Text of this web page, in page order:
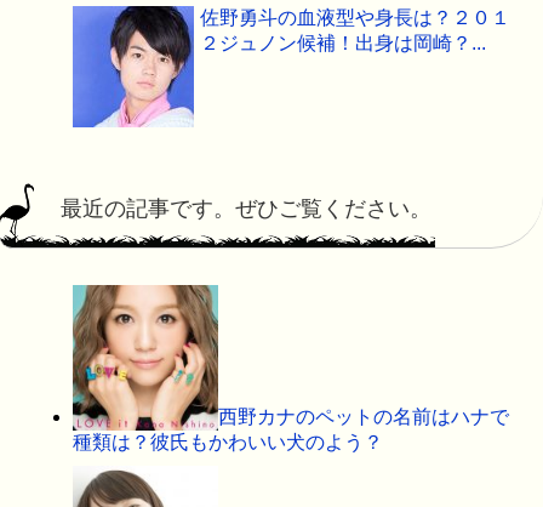
佐野勇斗の血液型や身長は？２０１
２ジュノン候補！出身は岡崎？...
最近の記事です。ぜひご覧ください。
西野カナのペットの名前はハナで
種類は？彼氏もかわいい犬のよう？